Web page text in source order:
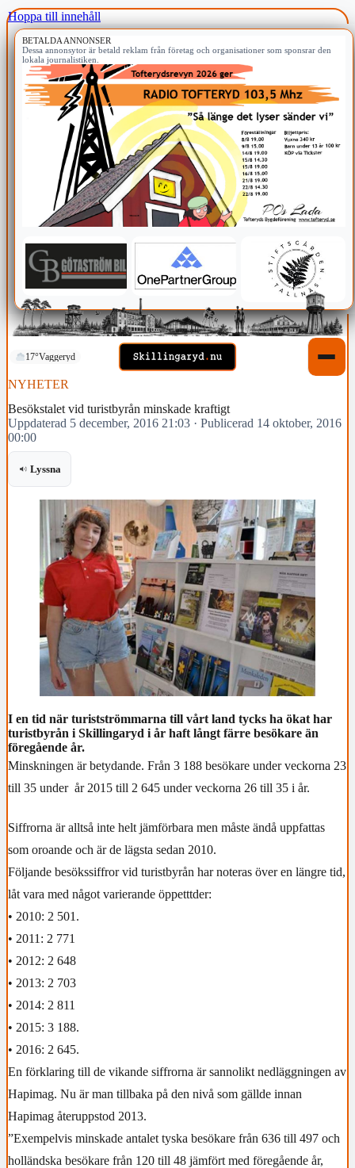
Hoppa till innehåll
BETALDA ANNONSER
Dessa annonsytor är betald reklam från företag och organisationer som sponsrar den
lokala journalistiken.
17°Vaggeryd
NYHETER
Besökstalet vid turistbyrån minskade kraftigt
Uppdaterad 5 december, 2016 21:03 · Publicerad 14 oktober, 2016
00:00
Lyssna
I en tid när turistströmmarna till vårt land tycks ha ökat har
turistbyrån i Skillingaryd i år haft långt färre besökare än
föregående år.
Minskningen är betydande. Från 3 188 besökare under veckorna 23
till 35 under år 2015 till 2 645 under veckorna 26 till 35 i år.
Siffrorna är alltså inte helt jämförbara men måste ändå uppfattas
som oroande och är de lägsta sedan 2010.
Följande besökssiffror vid turistbyrån har noteras över en längre tid,
låt vara med något varierande öppetttder:
• 2010: 2 501.
• 2011: 2 771
• 2012: 2 648
• 2013: 2 703
• 2014: 2 811
• 2015: 3 188.
• 2016: 2 645.
En förklaring till de vikande siffrorna är sannolikt nedläggningen av
Hapimag. Nu är man tillbaka på den nivå som gällde innan
Hapimag återuppstod 2013.
”Exempelvis minskade antalet tyska besökare från 636 till 497 och
holländska besökare från 120 till 48 jämfört med föregående år,